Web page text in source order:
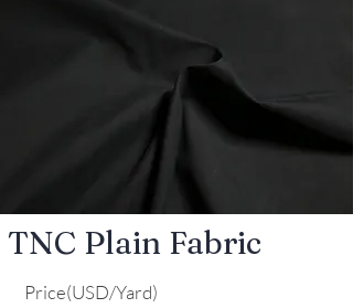
TNC Plain Fabric
Price(USD/Yard)